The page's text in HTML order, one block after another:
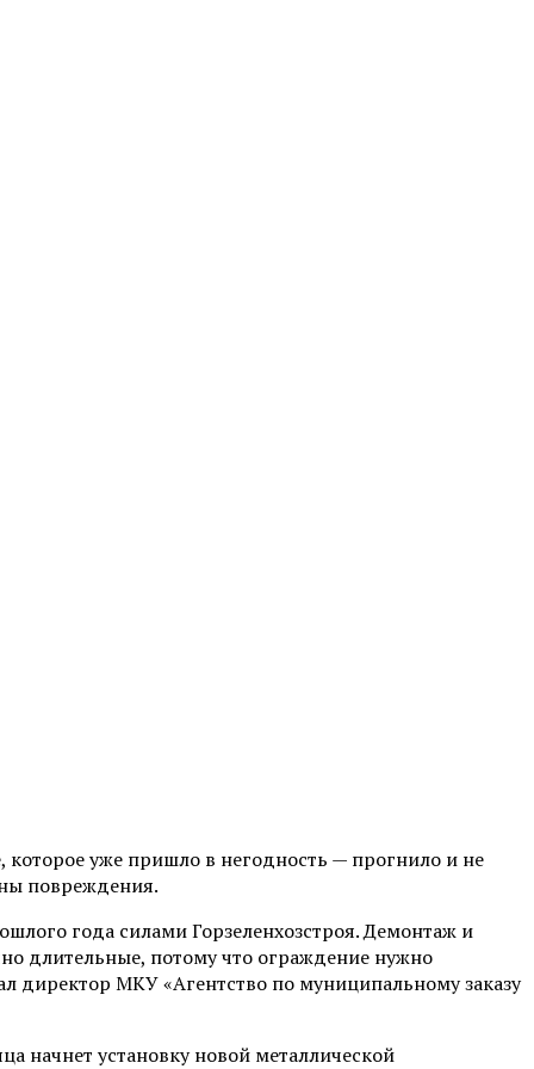
уже пришло в негодность — прогнило и не
повреждения.
года силами Горзеленхозстроя. Демонтаж и
длительные, потому что ограждение нужно
директор МКУ «Агентство по муниципальному заказу
начнет установку новой металлической